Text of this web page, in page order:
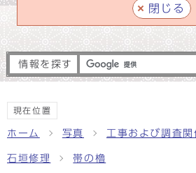
閉じる
情報を探す
現在位置
ホーム 写真 工事および調査
石垣修理 帯の櫓